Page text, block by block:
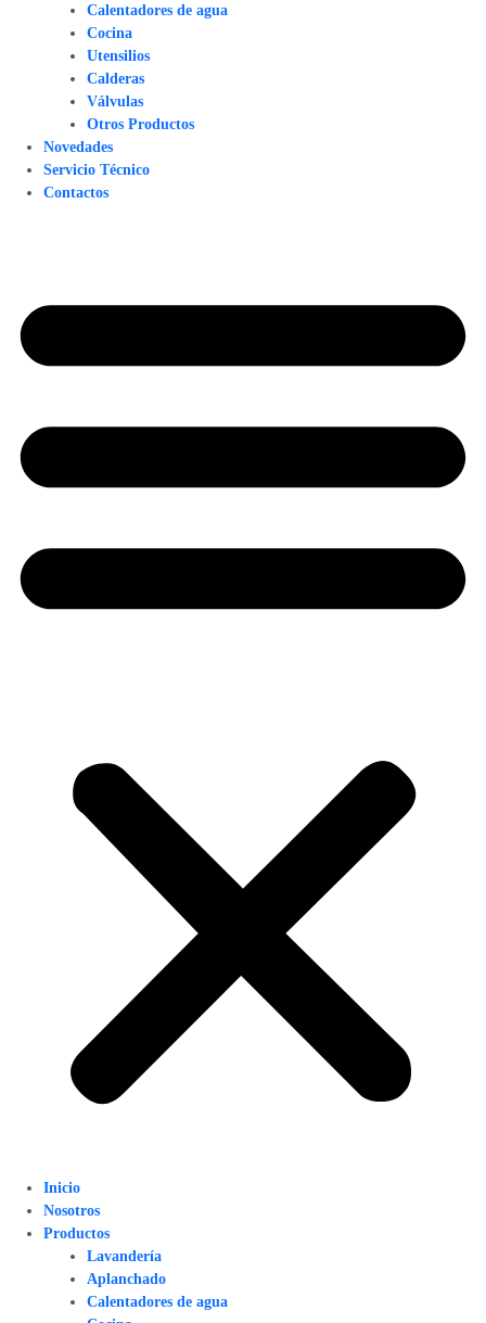
Calentadores de agua
Cocina
Utensilios
Calderas
Válvulas
Otros Productos
Novedades
Servicio Técnico
Contactos
Inicio
Nosotros
Productos
Lavandería
Aplanchado
Calentadores de agua